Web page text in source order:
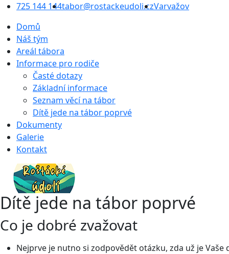
725 144 144tabor@rostackeudoli.czVarvažov
Domů
Náš tým
Areál tábora
Informace pro rodiče
Časté dotazy
Základní informace
Seznam věcí na tábor
Dítě jede na tábor poprvé
Dokumenty
Galerie
Kontakt
Dítě jede na tábor poprvé
Co je dobré zvažovat
Nejprve je nutno si zodpovědět otázku, zda už je